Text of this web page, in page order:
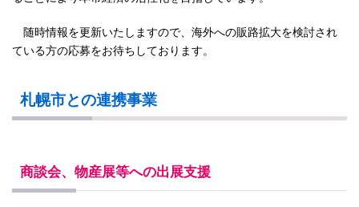
随時情報を更新いたしますので、海外への販路拡大を検討され
ている方の応募をお待ちしております。
札幌市との連携事業
商談会、物産展等への出展支援